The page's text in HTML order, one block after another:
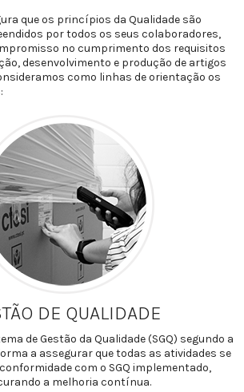
que os princípios da Qualidade são
por todos os seus colaboradores,
no cumprimento dos requisitos
desenvolvimento e produção de artigos
como linhas de orientação os
DE QUALIDADE
de Gestão da Qualidade (SGQ) segundo a
forma a assegurar que todas as atividades se
com o SGQ implementado,
a melhoria contínua.